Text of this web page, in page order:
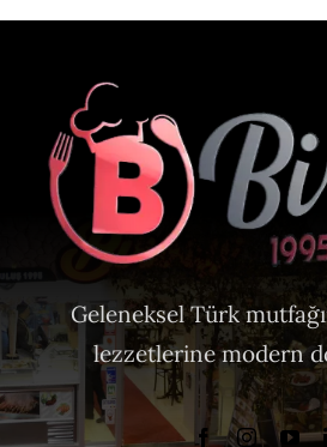
Geleneksel Türk
lezzetlerine modern